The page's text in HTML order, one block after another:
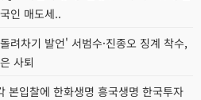
인 매도세..
려차기 발언' 서범수·진종오 징계 착수,
사퇴
본입찰에 한화생명 흥국생명 한국투자